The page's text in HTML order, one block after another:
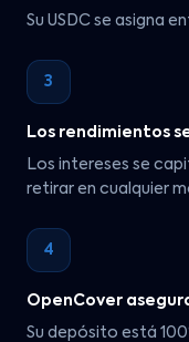
Su USDC se asigna
3
Los rendimientos
Los intereses se
retirar en cualquier
4
OpenCover
Su depósito está